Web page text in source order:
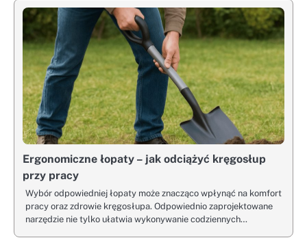
Ergonomiczne łopaty – jak odciążyć kręgosłup
przy pracy
Wybór odpowiedniej łopaty może znacząco wpłynąć na komfort
pracy oraz zdrowie kręgosłupa. Odpowiednio zaprojektowane
narzędzie nie tylko ułatwia wykonywanie codziennych…